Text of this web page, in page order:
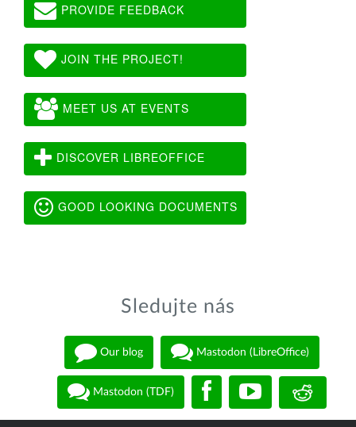
PROVIDE FEEDBACK
JOIN THE PROJECT!
MEET US AT EVENTS
DISCOVER LIBREOFFICE
GOOD LOOKING DOCUMENTS
Sledujte nás
Our blog Mastodon (LibreOffice)
Mastodon (TDF)